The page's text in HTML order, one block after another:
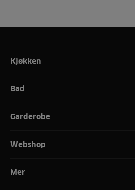
Kjøkken
Bad
Garderobe
Webshop
Mer